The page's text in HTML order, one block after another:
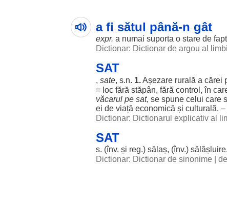
a fi sătul până-n gât
expr. a numai suporta o stare de fapt
Dictionar: Dictionar de argou al
SAT
, sate, s.n. 1.Așezare rurală a cărei
= loc fără stăpân, fără control , în
văcarul pe sat, se spune celui care
ei de viață economică și culturală.
Dictionar: Dictionarul explicativ al
SAT
s. (înv. și reg.) sălaș, (înv.) sălășluire.
Dictionar: Dictionar de sinonime